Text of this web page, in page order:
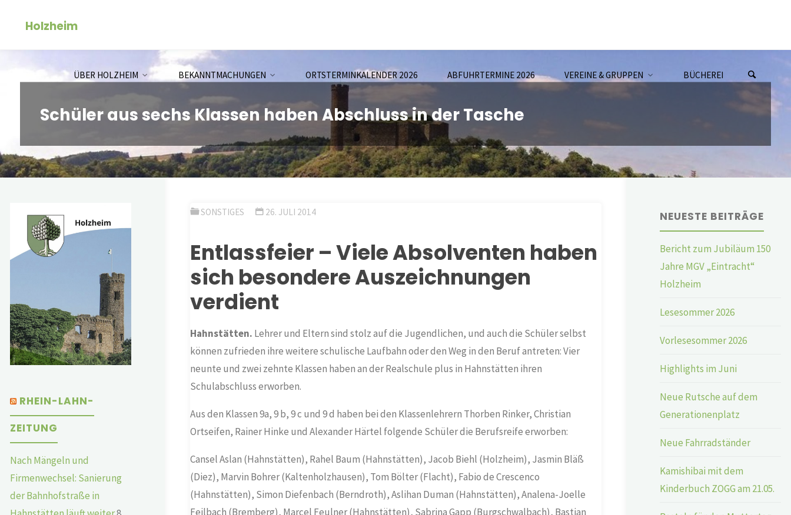
Holzheim
ÜBER HOLZHEIM BEKANNTMACHUNGEN ORTSTERMINKALENDER 2026 ABFUHRTERMINE 2026 VEREINE & GRUPPEN BÜCHEREI
Schüler aus sechs Klassen haben Abschluss in der Tasche
SONSTIGES 26. JULI 2014
Entlassfeier – Viele Absolventen haben
sich besondere Auszeichnungen
verdient
Hahnstätten. Lehrer und Eltern sind stolz auf die Jugendlichen, und auch die Schüler selbst
können zufrieden ihre weitere schulische Laufbahn oder den Weg in den Beruf antreten: Vier
neunte und zwei zehnte Klassen haben an der Realschule plus in Hahnstätten ihren
Schulabschluss erworben.
Aus den Klassen 9a, 9 b, 9 c und 9 d haben bei den Klassenlehrern Thorben Rinker, Christian
Ortseifen, Rainer Hinke und Alexander Härtel folgende Schüler die Berufsreife erworben:
Cansel Aslan (Hahnstätten), Rahel Baum (Hahnstätten), Jacob Biehl (Holzheim), Jasmin Bläß
(Diez), Marvin Bohrer (Kaltenholzhausen), Tom Bölter (Flacht), Fabio de Crescenco
(Hahnstätten), Simon Diefenbach (Berndroth), Aslihan Duman (Hahnstätten), Analena-Joelle
Feilbach (Bremberg), Marcel Feulner (Hahnstätten), Sabrina Gapp (Burgschwalbach), Bastian
RHEIN-LAHN-
ZEITUNG
Nach Mängeln und
Firmenwechsel: Sanierung
der Bahnhofstraße in
NEUESTE BEITRÄGE
Bericht zum Jubiläum 150
Jahre MGV „Eintracht“
Holzheim
Lesesommer 2026
Vorlesesommer 2026
Highlights im Juni
Neue Rutsche auf dem
Generationenplatz
Neue Fahrradständer
Kamishibai mit dem
Kinderbuch ZOGG am 21.05.